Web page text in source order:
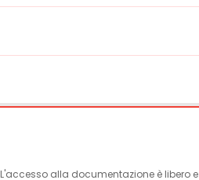
L'accesso alla documentazione è libero e